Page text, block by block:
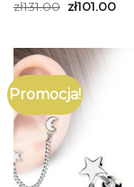
zł131.00 zł101.00
Promocja!